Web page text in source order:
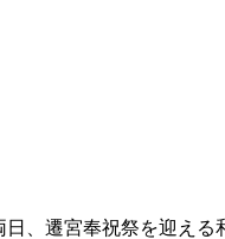
、遷宮奉祝祭を迎え